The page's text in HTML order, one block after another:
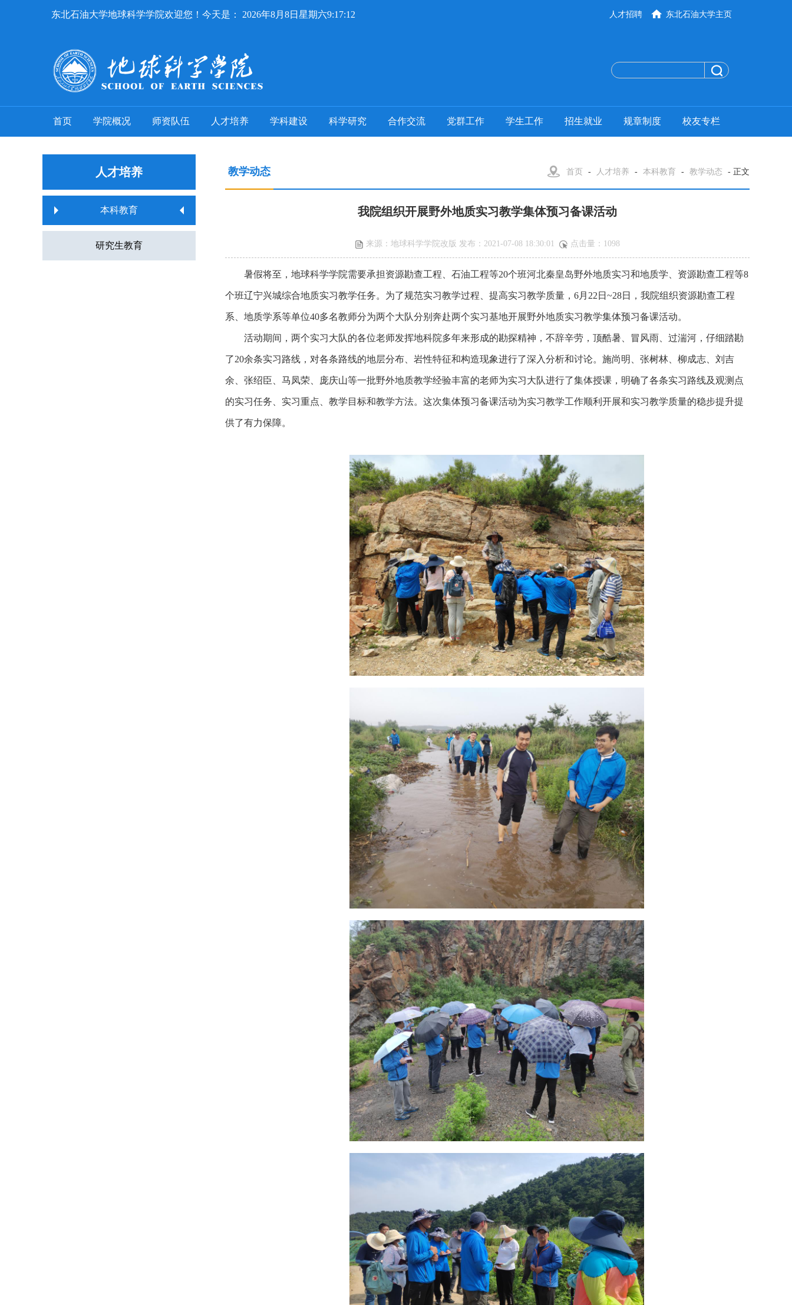
东北石油大学地球科学学院欢迎您！今天是： 2026年8月8日星期六9:17:14 东北石油大学主页
人才招聘
首页 学院概况 师资队伍 人才培养 学科建设 科学研究 合作交流 党群工作 学生工作 招生就业 规章制度 校友专栏
人才培养
本科教育
研究生教育
教学动态 首页 - 人才培养 - 本科教育 - 教学动态 - 正文
我院组织开展野外地质实习教学集体预习备课活动
来源：地球科学学院改版 发布：2021-07-08 18:30:01 点击量： 1098
暑假将至，地球科学学院需要承担资源勘查工程、石油工程等20个班河北秦皇岛野外地质实习和地质学、资源勘查工程等8
个班辽宁兴城综合地质实习教学任务。为了规范实习教学过程、提高实习教学质量，6月22日 ~28日，我院组织资源勘查工程
系、地质学系等单位40多名教师分为两个大队分别奔赴两个实习基地开展野外地质实习教学集体预习备课活动。
活动期间，两个实习大队的各位老师发挥地科院多年来形成的勘探精神，不辞辛劳，顶酷暑、冒风雨、过湍河，仔细踏勘
了20余条实习路线，对各条路线的地层分布、岩性特征和构造现象进行了深入分析和讨论。施尚明、张树林、柳成志、刘吉
余、张绍臣、马凤荣、庞庆山等一批野外地质教学经验丰富的老师为实习大队进行了集体授课，明确了各条实习路线及观测点
的实习任务、实习重点、教学目标和教学方法。这次集体预习备课活动为实习教学工作顺利开展和实习教学质量的稳步提升提
供了有力保障。